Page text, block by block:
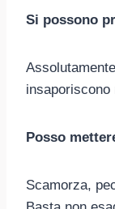
Si possono
insaporiscono
Posso
Scamorza,